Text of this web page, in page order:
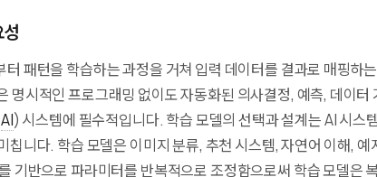
패턴을 학습하는 과정을 거쳐 입력 데이터를 결과로 매핑하
명시적인 프로그래밍 없이도 자동화된 의사결정, 예측, 데이터
AI) 시스템에 필수적입니다. 학습 모델의 선택과 설계는 AI 시스
칩니다. 학습 모델은 이미지 분류, 추천 시스템, 자연어 이해, 예
기반으로 파라미터를 반복적으로 조정함으로써 학습 모델은